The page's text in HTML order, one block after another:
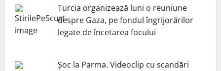
Turcia organizează luni o reuniune
despre Gaza, pe fondul îngrijorărilor
legate de încetarea focului
Șoc la Parma. Videoclip cu scandări